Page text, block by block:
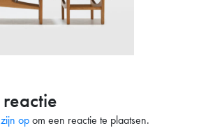
opom een reactie te plaatsen.